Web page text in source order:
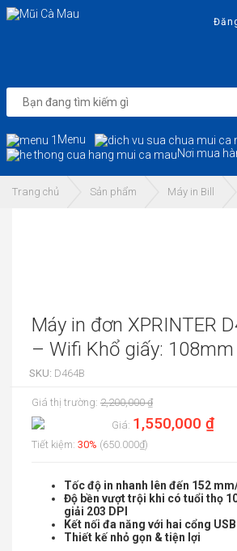
Menu
Nơi mua
Trang chủ Sản phẩm Máy in Bill
Máy in đơn XPRINTER
– Wifi Khổ giấy: 108mm
SKU: D464B
Giá thị trường: 2,200,000 ₫
Giá: 1,550,000 ₫
Tiết kiệm: 30% (650.000₫)
Tốc độ in nhanh lên đến 152
Độ bền vượt trội khi có tuổi thọ
giải 203 DPI
Kết nối đa năng với hai cổng
Thiết kế nhỏ gọn & tiện lợi